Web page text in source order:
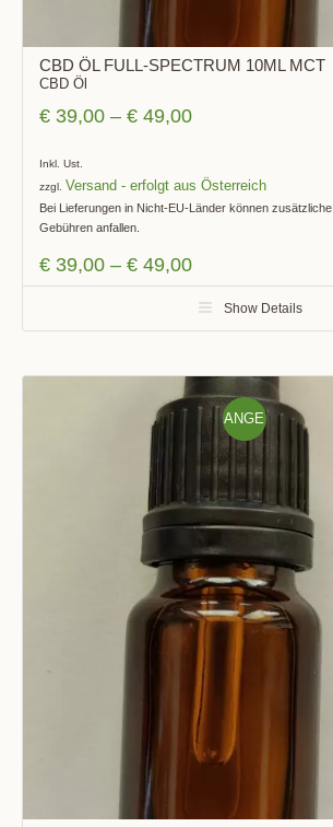
CBD ÖL FULL-SPECTRUM 10ML MCT
CBD Öl
€ 39,00 –€ 49,00
Inkl. Ust.
zzgl. Versand
Bei Lieferungen in Nicht-EU-Länder können
Gebühren anfallen.
€ 39,00 –€ 49,00
Show Details
ANGE
BOT!